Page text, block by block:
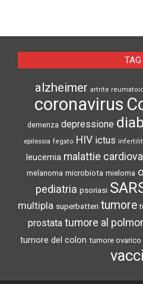
TAG
alzheimer artrite
coronavirus
demenza depressione
epilessia fegato HIV ictus
leucemia malattie
melanoma microbiota mieloma
pediatria psoriasi
multipla superbatteri tumore
prostata tumore al
tumore del colon tumore ovarico